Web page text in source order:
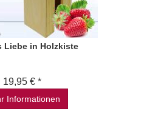
Liebe in Holzkiste
19,95 € *
Informationen